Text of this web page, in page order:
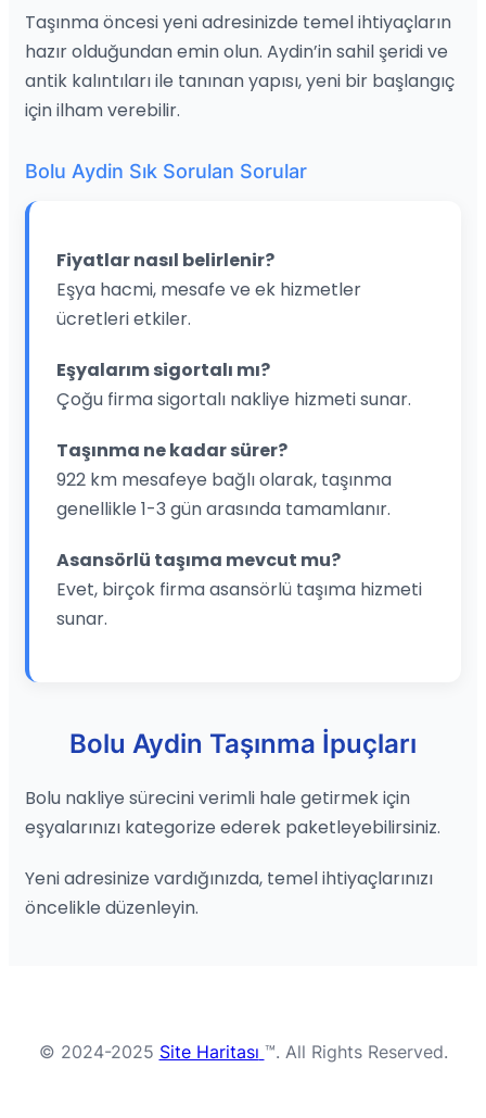
Taşınma öncesi yeni adresinizde temel ihtiyaçların
hazır olduğundan emin olun. Aydin’in sahil şeridi ve
antik kalıntıları ile tanınan yapısı, yeni bir başlangıç
için ilham verebilir.
Bolu Aydin Sık Sorulan Sorular
Fiyatlar nasıl belirlenir?
Eşya hacmi, mesafe ve ek hizmetler
ücretleri etkiler.
Eşyalarım sigortalı mı?
Çoğu firma sigortalı nakliye hizmeti sunar.
Taşınma ne kadar sürer?
922 km mesafeye bağlı olarak, taşınma
genellikle 1-3 gün arasında tamamlanır.
Asansörlü taşıma mevcut mu?
Evet, birçok firma asansörlü taşıma hizmeti
sunar.
Bolu Aydin Taşınma İpuçları
Bolu nakliye sürecini verimli hale getirmek için
eşyalarınızı kategorize ederek paketleyebilirsiniz.
Yeni adresinize vardığınızda, temel ihtiyaçlarınızı
öncelikle düzenleyin.
© 2024-2025 Site Haritası ™. All Rights Reserved.